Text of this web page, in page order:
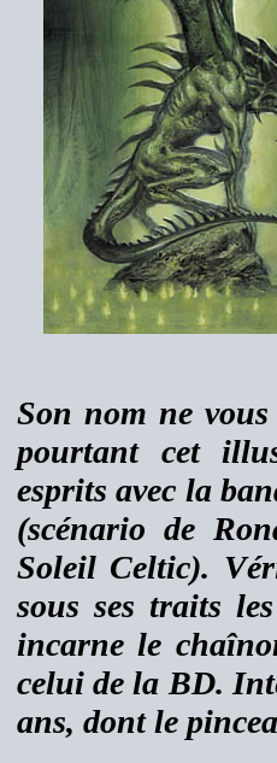
Son nom ne
pourtant cet
esprits avec la
(scénario de
Soleil Celtic).
sous ses traits
incarne le
celui de la BD.
ans, dont le